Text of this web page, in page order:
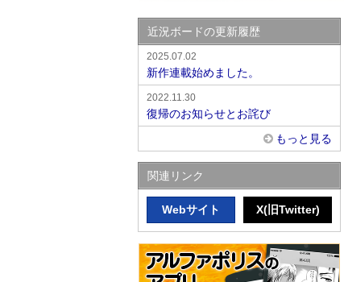
近況ボードの更新履歴
2025.07.02
新作連載始めました。
2022.11.30
復帰のお知らせとお詫び
もっと見る
関連リンク
Webサイト X(旧Twitter)